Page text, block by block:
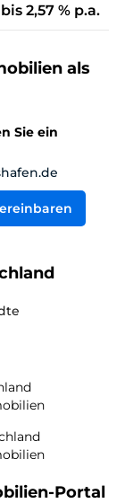
bis 2,57 % p.a.
als
Sie ein
Portal